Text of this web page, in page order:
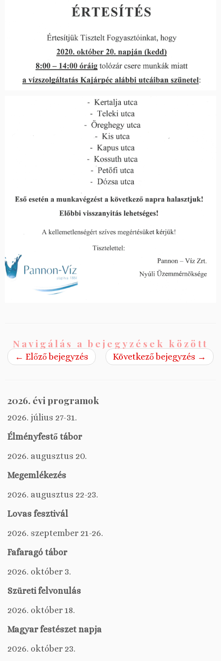
Navigálás a bejegyzések között
← Előző bejegyzés Következő bejegyzés →
2026. évi programok
2026. július 27-31.
Élményfestő tábor
2026. augusztus 20.
Megemlékezés
2026. augusztus 22-23.
Lovas fesztivál
2026. szeptember 21-26.
Fafaragó tábor
2026. október 3.
Szüreti felvonulás
2026. október 18.
Magyar festészet napja
2026. október 23.